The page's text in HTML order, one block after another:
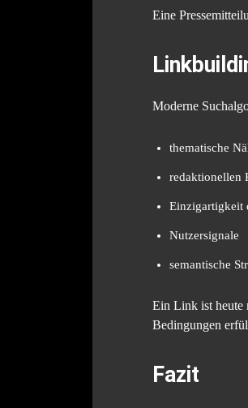
Eine
Moderne
thematische
redaktionellen
Einzigartigkeit
Nutzersignale
semantische
Ein Link ist heute
Bedingungen
Fazit